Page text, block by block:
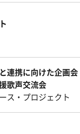
連携に向けた企画会
歌声交流会
ス・プロジェクト